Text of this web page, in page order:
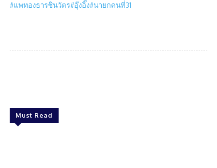
#แพทองธารชินวัตร#อุ๊งอิ๊ง#นายกคนที่31
Must Read